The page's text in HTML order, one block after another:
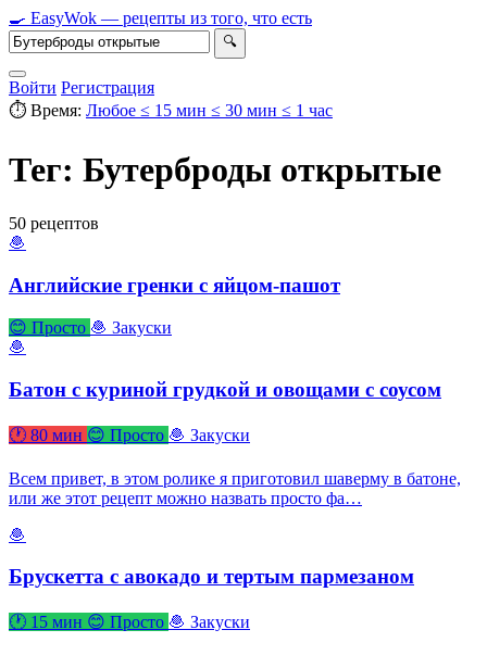
🍳 EasyWok — рецепты из того, что есть
🔍
Войти Регистрация
⏱ Время: Любое ≤ 15 мин ≤ 30 мин ≤ 1 час
Тег: Бутерброды открытые
50 рецептов
🧆
Английские гренки с яйцом-пашот
😊 Просто 🧆 Закуски
🧆
Батон с куриной грудкой и овощами с соусом
🕐 80 мин 😊 Просто 🧆 Закуски
Всем привет, в этом ролике я приготовил шаверму в батоне,
или же этот рецепт можно назвать просто фа…
🧆
Брускетта с авокадо и тертым пармезаном
🕐 15 мин 😊 Просто 🧆 Закуски